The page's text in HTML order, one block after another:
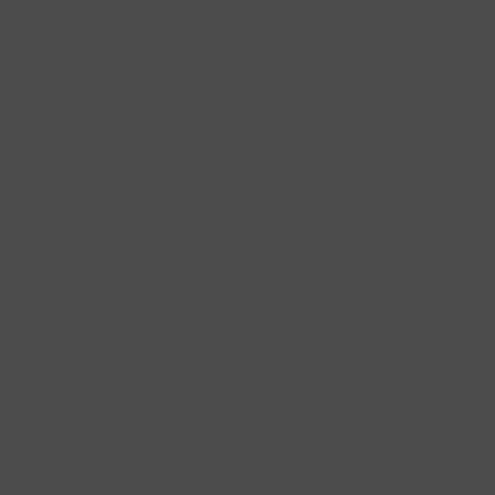
and
the user,